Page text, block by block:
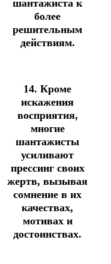
шантажиста к
более
решительным
действиям.
14. Кроме
искажения
восприятия,
многие
шантажисты
усиливают
прессинг своих
жертв, вызывая
сомнение в их
качествах,
мотивах и
достоинствах.